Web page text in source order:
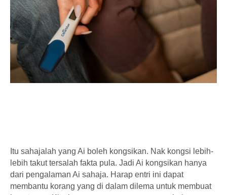
Itu sahajalah yang Ai boleh kongsikan. Nak kongsi lebih-
lebih takut tersalah fakta pula. Jadi Ai kongsikan hanya
dari pengalaman Ai sahaja. Harap entri ini dapat
membantu korang yang di dalam dilema untuk membuat